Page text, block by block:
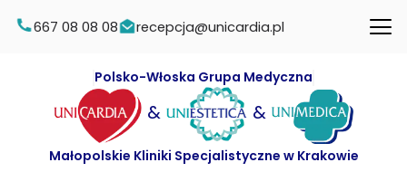
667 08 08 08 recepcja@unicardia.pl
Polsko-Włoska Grupa Medyczna
& &
Małopolskie Kliniki Specjalistyczne w Krakowie